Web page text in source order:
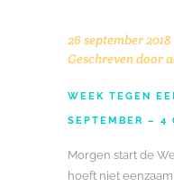
26 september 2018
Geschreven door
WEEK TEGEN
SEPTEMBER – 4
Morgen start de
hoeft niet